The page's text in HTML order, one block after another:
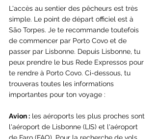
L'accès au sentier des pêcheurs est très
simple. Le point de départ officiel est à
São Torpes. Je te recommande toutefois
de commencer par Porto Covo et de
passer par Lisbonne. Depuis Lisbonne, tu
peux prendre le bus Rede Expressos pour
te rendre à Porto Covo. Ci-dessous, tu
trouveras toutes les informations
importantes pour ton voyage :
Avion : les aéroports les plus proches sont
l'aéroport de Lisbonne (LIS) et l'aéroport